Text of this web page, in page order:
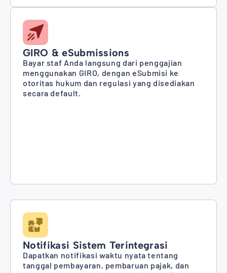
GIRO & eSubmissions
Bayar staf Anda langsung dari penggajian
menggunakan GIRO, dengan eSubmisi ke
otoritas hukum dan regulasi yang disediakan
secara default.
Notifikasi Sistem Terintegrasi
Dapatkan notifikasi waktu nyata tentang
tanggal pembayaran, pembaruan pajak, dan